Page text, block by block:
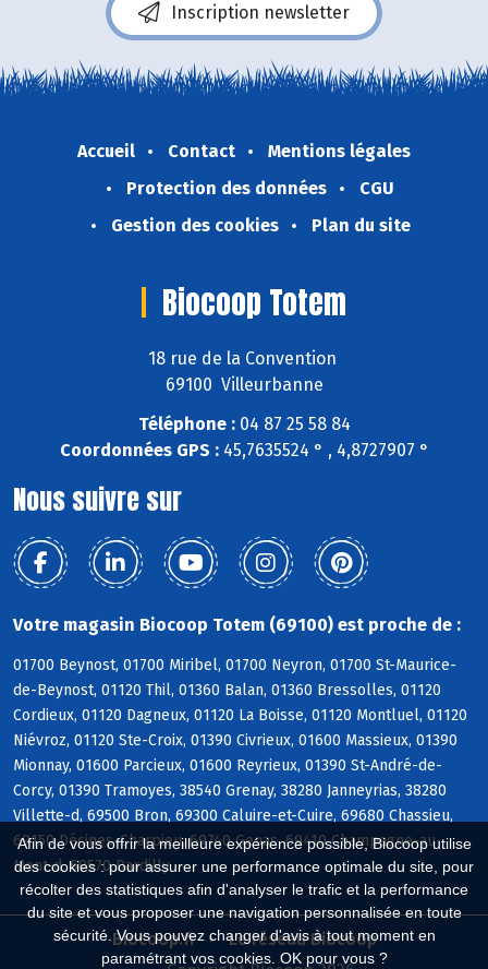
Afin de vous offrir la meilleure expérience possible, Biocoop utilise
des cookies : pour assurer une performance optimale du site, pour
récolter des statistiques afin d'analyser le trafic et la performance
du site et vous proposer une navigation personnalisée en toute
sécurité. Vous pouvez changer d'avis à tout moment en
paramétrant vos cookies. OK pour vous ?
Inscription newsletter
Accueil Contact
Mentions légales
Protection des données
CGU
Gestion des cookies
Plan du site
Biocoop Totem
18 rue de la Convention
69100 Villeurbanne
Téléphone :04 87 25 58 84
Coordonnées GPS :45,7635524 ° , 4,8727907 °
Nous suivre sur
Votre magasin Biocoop Totem (69100) est proche de :
01700 Beynost, 01700 Miribel, 01700 Neyron, 01700 St-Maurice-
de-Beynost, 01120 Thil, 01360 Balan, 01360 Bressolles, 01120
Cordieux, 01120 Dagneux, 01120 La Boisse, 01120 Montluel, 01120
Niévroz, 01120 Ste-Croix, 01390 Civrieux, 01600 Massieux, 01390
Mionnay, 01600 Parcieux, 01600 Reyrieux, 01390 St-André-de-
Corcy, 01390 Tramoyes, 38540 Grenay, 38280 Janneyrias, 38280
Villette-d, 69500 Bron, 69300 Caluire-et-Cuire, 69680 Chassieu,
69150 Décines-Charpieu, 69740 Genas, 69410 Champagne-au-
Mont-d, 69570 Dardilly
Biocoop.fr
Le réseau Biocoop